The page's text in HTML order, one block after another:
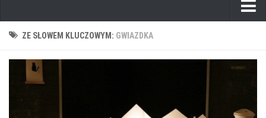
kuchnie
pokoje dziecięce
sypialnie
ZE SŁOWEM KLUCZOWYM: GWIAZDKA